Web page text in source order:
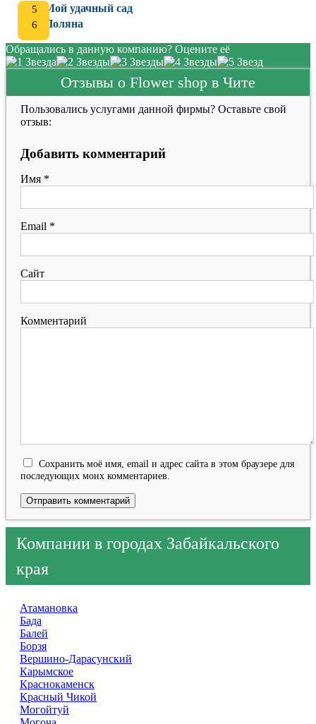
Мой удачный сад
Поляна
Обращались в данную компанию? Оцените её
Отзывы о Flower shop в Чите
Пользовались услугами данной фирмы? Оставьте свой
отзыв:
Добавить комментарий
Имя *
Email *
Сайт
Комментарий
Сохранить моё имя, email и адрес сайта в этом браузере для
последующих моих комментариев.
Компании в городах Забайкальского
края
Атамановка
Бада
Балей
Борзя
Вершино-Дарасунский
Карымское
Краснокаменск
Красный Чикой
Могойтуй